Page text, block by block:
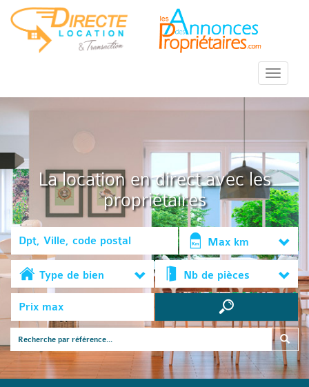
::Menu::
La location en direct avec les
propriétaires
Max km
Type de bien Nb de pièces